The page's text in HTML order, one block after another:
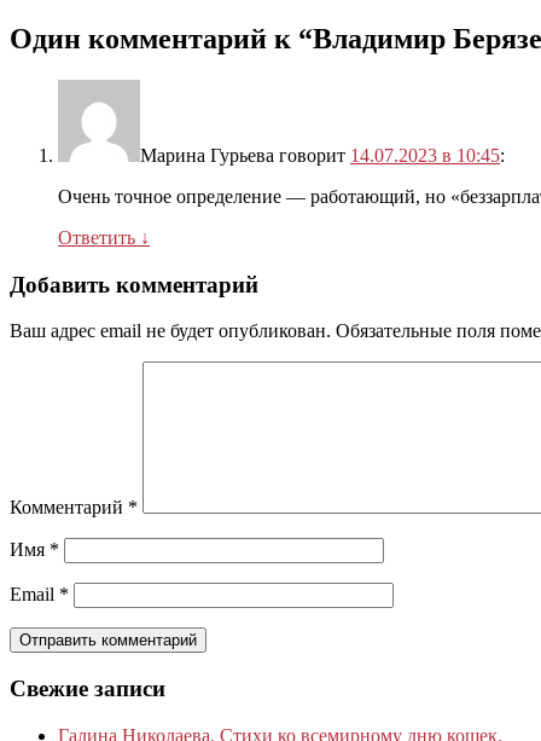
Один комментарий к “Владимир
Марина Гурьева говорит 14.07.2023 в 10:45:
Очень точное определение — работающий, но
Ответить ↓
Добавить комментарий
Ваш адрес email не будет опубликован. Обязательные поля
Комментарий *
Имя *
Email *
Свежие записи
Галина Николаева. Стихи ко всемирному дню кошек.